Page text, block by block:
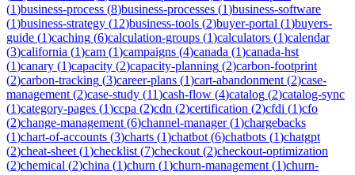
(1)business-process (8)business-processes (1)business-software
(1)business-strategy (12)business-tools (2)buyer-portal (1)buyers-
guide (1)caching (6)calculation-groups (1)calculators (1)calendar
(3)california (1)cam (1)campaigns (4)canada (1)canada-hst
(1)canary (1)capacity (2)capacity-planning (2)carbon-footprint
(2)carbon-tracking (3)career-plans (1)cart-abandonment (2)case-
management (2)case-study (11)cash-flow (4)catalog (2)catalog-sync
(1)category-pages (1)ccpa (2)cdn (2)certification (2)cfdi (1)cfo
(2)change-management (6)channel-manager(1)chargebacks
(1)chart-of-accounts (3)charts (1)chatbot (6)chatbots (1)chatgpt
(2)cheat-sheet (1)checklist (7)checkout (2)checkout-optimization
(2)chemical (2)china (1)churn (1)churn-management (1)churn-